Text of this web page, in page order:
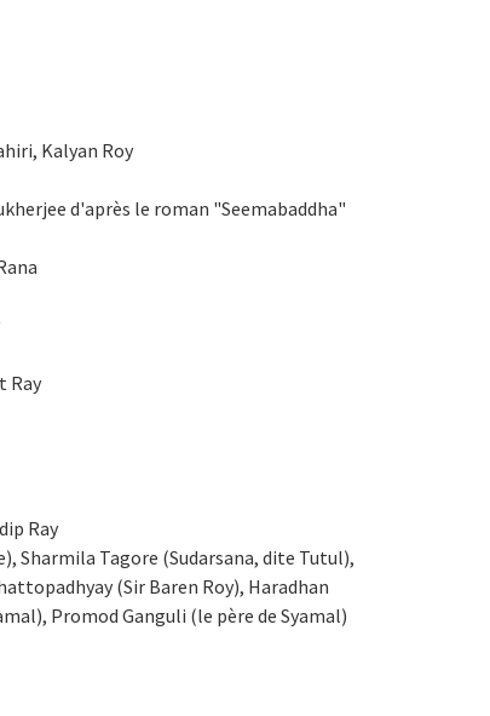
Kalyan Roy
d'après le roman "Seemabaddha"
Ray
Ray
Sharmila Tagore (Sudarsana, dite Tutul),
(Sir Baren Roy), Haradhan
Promod Ganguli (le père de Syamal)